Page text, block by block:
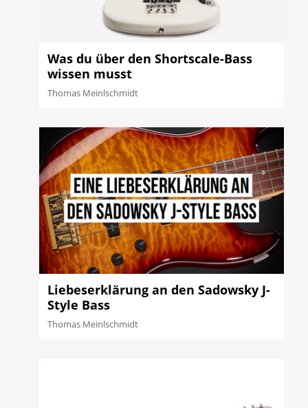
Was du über den Shortscale-Bass
wissen musst
Thomas Meinlschmidt
Liebeserklärung an den Sadowsky J-
Style Bass
Thomas Meinlschmidt